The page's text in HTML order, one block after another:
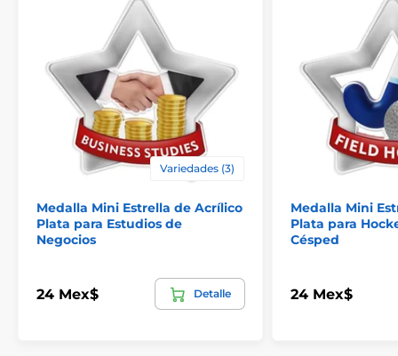
Variedades (3)
Medalla Mini Estrella de Acrílico
Plata para Estudios de
Negocios
24 Mex$ Detalle
Medalla Mini
Plata para
Césped
24 Mex$